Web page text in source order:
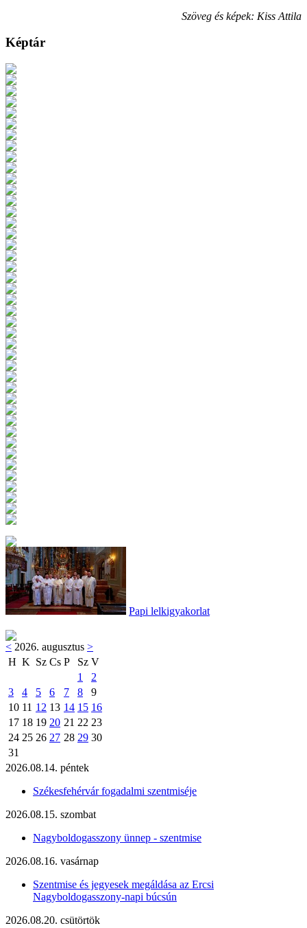
Szöveg és képek: Kiss Attila
Képtár
Papi lelkigyakorlat
< 2026. augusztus >
H K Sz Cs P Sz V
1
2
3
4 5 6 7 8
9
10 11 12 13 14 15 16
17 18 19 20 21 22 23
24 25 26 27 28 29 30
31
2026.08.14. péntek
Székesfehérvár fogadalmi szentmiséje
2026.08.15. szombat
Nagyboldogasszony ünnep - szentmise
2026.08.16. vasárnap
Szentmise és jegyesek megáldása az Ercsi
Nagyboldogasszony-napi búcsún
2026.08.20. csütörtök